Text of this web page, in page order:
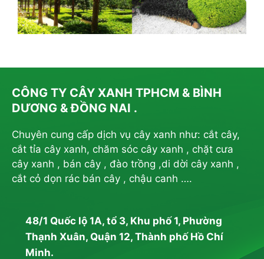
CÔNG TY CÂY XANH TPHCM & BÌNH
DƯƠNG & ĐỒNG NAI .
Chuyên cung cấp dịch vụ cây xanh như: cắt cây,
cắt tỉa cây xanh, chăm sóc cây xanh , chặt cưa
cây xanh , bán cây , đào trồng ,di dời cây xanh ,
cắt cỏ dọn rác bán cây , chậu canh ….
48/1 Quốc lộ 1A, tổ 3, Khu phố 1, Phường
Thạnh Xuân, Quận 12, Thành phố Hồ Chí
Minh.